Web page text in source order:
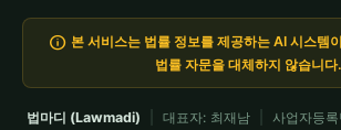
info 본 서비스는 법률 정보를 제공하는 AI 시스템
법률 자문을 대체하지 않습니다.
법마디 (Lawmadi) 대표자: 최재남 사업자등